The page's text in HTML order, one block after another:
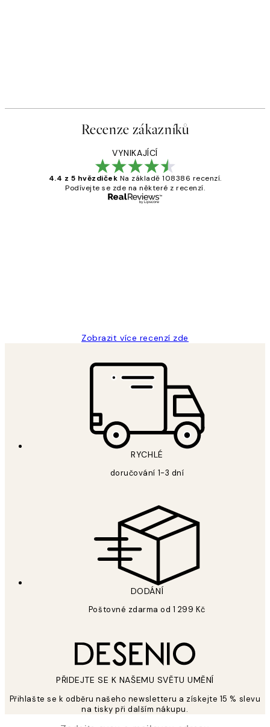
Recenze zákazníků
VYNIKAJÍCÍ
4.4 z 5 hvězdiček Na základě 108386 recenzí.
Podívejte se zde na některé z recenzí.
Zobrazit více recenzí zde
RYCHLÉ
doručování 1-3 dní
DODÁNÍ
Poštovné zdarma od 1 299 Kč
PŘIDEJTE SE K NAŠEMU SVĚTU UMĚNÍ
Přihlašte se k odběru našeho newsletteru a získejte 15 % slevu
na tisky při dalším nákupu.